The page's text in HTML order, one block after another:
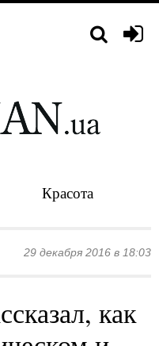
Красота
29 декабря 2016 в 18:03
как